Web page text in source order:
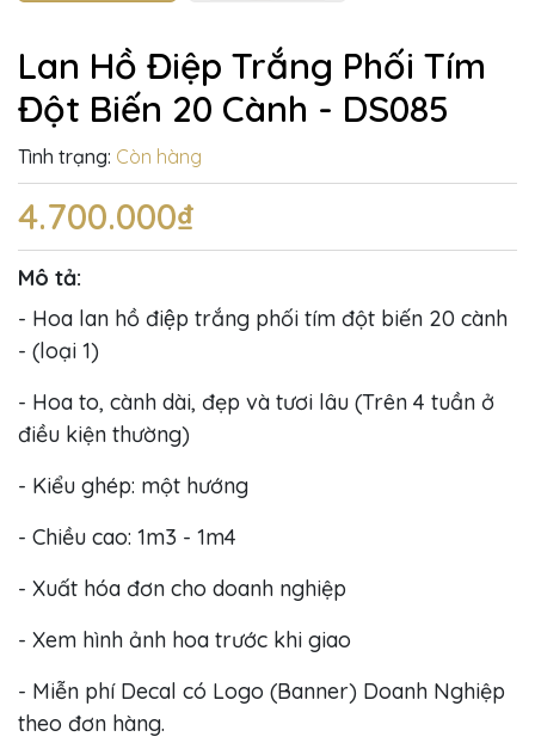
Lan Hồ Điệp Trắng Phối Tím
Đột Biến 20 Cành - DS085
Tình trạng: Còn hàng
4.700.000₫
Mô tả:
- Hoa lan hồ điệp trắng phối tím đột biến 20 cành
- (loại 1)
- Hoa to, cành dài, đẹp và tươi lâu (Trên 4 tuần ở
điều kiện thường)
- Kiểu ghép: một hướng
- Chiều cao: 1m3 - 1m4
- Xuất hóa đơn cho doanh nghiệp
- Xem hình ảnh hoa trước khi giao
- Miễn phí Decal có Logo (Banner) Doanh Nghiệp
theo đơn hàng.